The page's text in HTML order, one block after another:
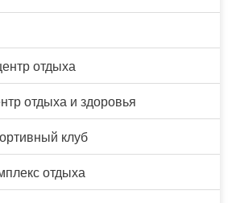
отдыха
отдыха и здоровья
клуб
отдыха